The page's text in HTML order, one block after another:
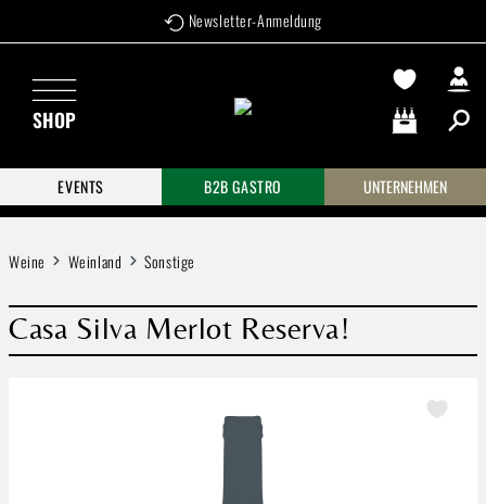
Zum Hauptinhalt springen Newsletter-Anmeldung
SHOP
Warenkorb
EVENTS
B2B GASTRO UNTERNEHMEN
Weine Weinland Sonstige
Casa Silva Merlot Reserva!